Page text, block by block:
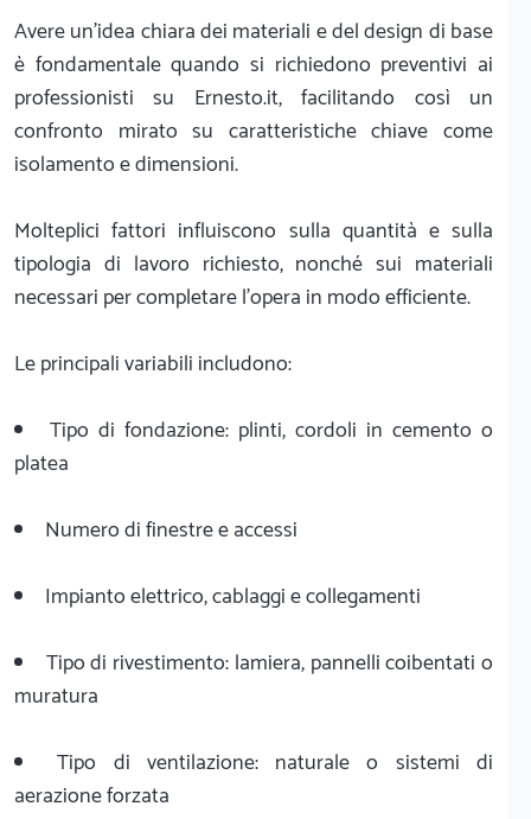
Avere un'idea chiara dei materiali e del design di base
è fondamentale quando si richiedono preventivi ai
professionisti su Ernesto.it, facilitando così un
confronto mirato su caratteristiche chiave come
isolamento e dimensioni.
Molteplici fattori influiscono sulla quantità e sulla
tipologia di lavoro richiesto, nonché sui materiali
necessari per completare l'opera in modo efficiente.
Le principali variabili includono:
Tipo di fondazione: plinti, cordoli in cemento o
platea
Numero di finestre e accessi
Impianto elettrico, cablaggi e collegamenti
Tipo di rivestimento: lamiera, pannelli coibentati o
muratura
Tipo di ventilazione: naturale o sistemi di
aerazione forzata